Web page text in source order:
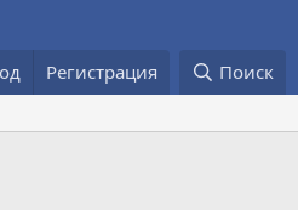
Регистрация Поиск